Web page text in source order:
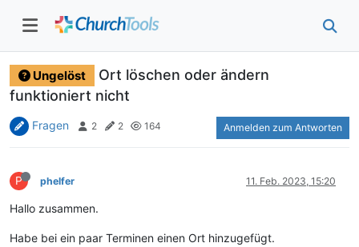
Ungelöst
Ort löschen oder ändern
funktioniert nicht
Fragen 2 2 164 Anmelden zum Antworten
P phelfer 11. Feb. 2023, 15:20
Hallo zusammen.
Habe bei ein paar Terminen einen Ort hinzugefügt.